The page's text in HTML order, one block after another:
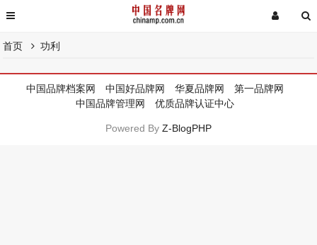
首页 功利
中国品牌档案网 中国好品牌网 华夏品牌网
第一品牌网
中国品牌管理网
优质品牌认证中心
Powered By Z-BlogPHP